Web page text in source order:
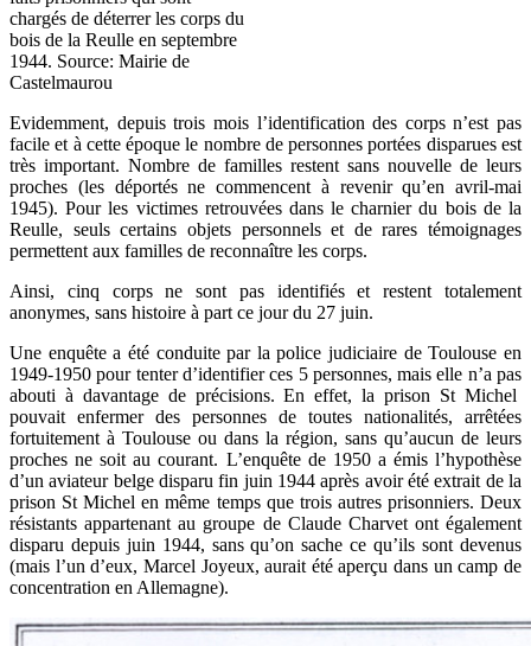
chargés de déterrer les corps du
bois de la Reulle en septembre
1944. Source: Mairie de
Castelmaurou
Evidemment, depuis trois mois l’identification des corps n’est pas
facile et à cette époque le nombre de personnes portées disparues est
très important. Nombre de familles restent sans nouvelle de leurs
proches (les déportés ne commencent à revenir qu’en avril-mai
1945). Pour les victimes retrouvées dans le charnier du bois de la
Reulle, seuls certains objets personnels et de rares témoignages
permettent aux familles de reconnaître les corps.
Ainsi, cinq corps ne sont pas identifiés et restent totalement
anonymes, sans histoire à part ce jour du 27 juin.
Une enquête a été conduite par la police judiciaire de Toulouse en
1949-1950 pour tenter d’identifier ces 5 personnes, mais elle n’a pas
abouti à davantage de précisions. En effet, la prison St Michel
pouvait enfermer des personnes de toutes nationalités, arrêtées
fortuitement à Toulouse ou dans la région, sans qu’aucun de leurs
proches ne soit au courant. L’enquête de 1950 a émis l’hypothèse
d’un aviateur belge disparu fin juin 1944 après avoir été extrait de la
prison St Michel en même temps que trois autres prisonniers. Deux
résistants appartenant au groupe de Claude Charvet ont également
disparu depuis juin 1944, sans qu’on sache ce qu’ils sont devenus
(mais l’un d’eux, Marcel Joyeux, aurait été aperçu dans un camp de
concentration en Allemagne).